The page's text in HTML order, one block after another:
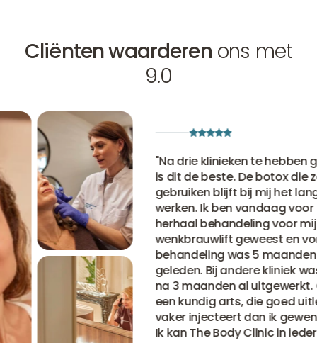
Cliënten waarderenons met
9.0
Na drie klinieken te hebben
is dit de beste. De botox die ze
gebruiken blijft bij mij het
werken. Ik ben vandaag voor
herhaal behandeling voor mijn
wenkbrauwlift geweest en
behandeling was 5 maanden
geleden. Bij andere kliniek was
na 3 maanden al uitgewerkt.
een kundig arts, die goed
vaker injecteert dan ik
Ik kan The Body Clinic in ieder